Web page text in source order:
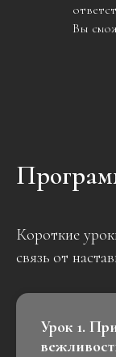
Вы
Короткие
связь от
Урок 1.